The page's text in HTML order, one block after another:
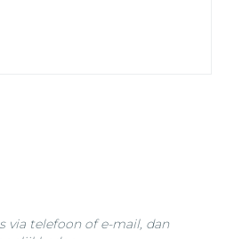
via telefoon of e-mail, dan